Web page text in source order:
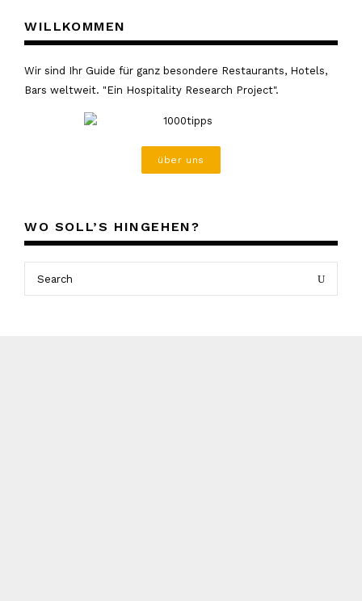
WILLKOMMEN
Wir sind Ihr Guide für ganz besondere Restaurants, Hotels,
Bars weltweit. "Ein Hospitality Research Project".
über uns
WO SOLL’S HINGEHEN?
Search